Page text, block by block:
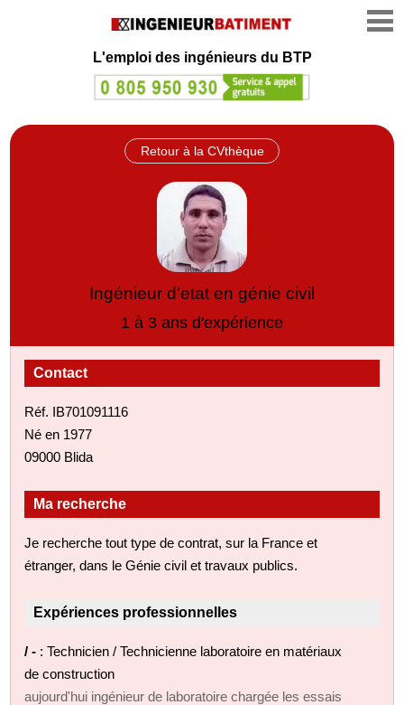
L'emploi des ingénieurs du BTP
Retour à la CVthèque
Ingénieur d'etat en génie civil
1 à 3 ans d'expérience
Contact
Réf. IB701091116
Né en 1977
09000 Blida
Ma recherche
Je recherche tout type de contrat, sur la France et
étranger, dans le Génie civil et travaux publics.
Expériences professionnelles
/ - : Technicien / Technicienne laboratoire en matériaux
de construction
aujourd'hui ingénieur de laboratoire chargée les essais